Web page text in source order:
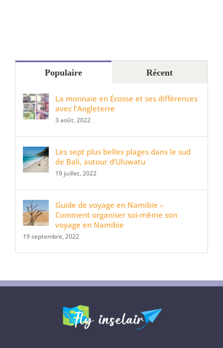
Populaire Récent
avec l’Angleterre
3 août, 2022
de Bali, autour d’Uluwatu
19 juillet, 2022
Comment organiser soi-même son
voyage en Namibie
19 septembre, 2022